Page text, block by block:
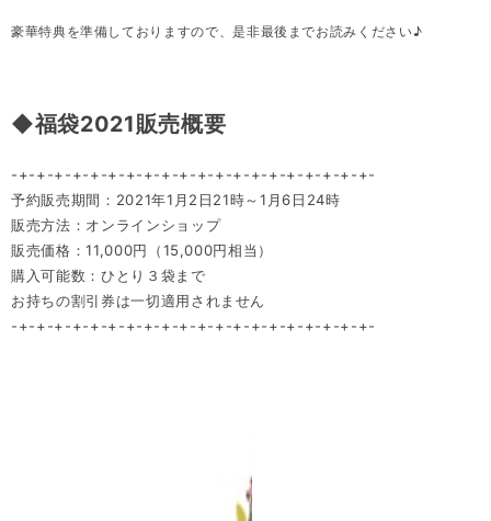
豪華特典を準備しておりますので、是非最後までお読みください♪
◆福袋2021販売概要
-+-+-+-+-+-+-+-+-+-+-+-+-+-+-+-+-+-+-+-+-
予約販売期間：2021年1月2日21時～1月6日24時
販売方法：オンラインショップ
販売価格：11,000円（15,000円相当）
購入可能数：ひとり３袋まで
お持ちの割引券は一切適用されません
-+-+-+-+-+-+-+-+-+-+-+-+-+-+-+-+-+-+-+-+-